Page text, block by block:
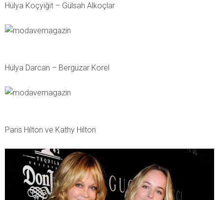
Hülya Koçyiğit – Gülsah Alkoçlar
Hülya Darcan – Bergüzar Korel
Paris Hilton ve Kathy Hilton